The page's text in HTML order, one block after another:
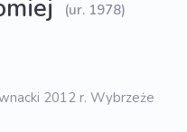
(ur. 1978)
2012 r. Wybrzeże